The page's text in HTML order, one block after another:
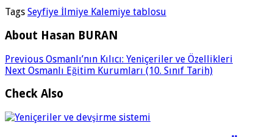
Tags Seyfiye İlmiye Kalemiye tablosu
About Hasan BURAN
Previous Osmanlı’nın Kılıcı: Yeniçeriler ve Özellikleri
Next Osmanlı Eğitim Kurumları (10. Sınıf Tarih)
Check Also